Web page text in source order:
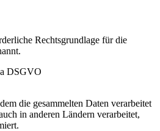
Rechtsgrundlage für die
DSGVO
die gesammelten Daten verarbeitet
in anderen Ländern verarbeitet,